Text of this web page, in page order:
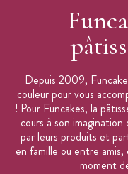
Depuis 2009,
couleur pour vous
! Pour Funcakes, la
cours à son
par leurs produits et
en famille ou entre
moment